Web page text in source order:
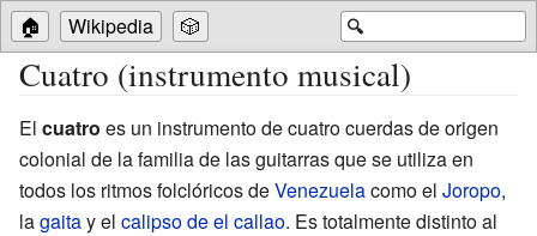
🔍
🏠 Wikipedia 🎲
Cuatro (instrumento musical)
El cuatro es un instrumento de cuatro cuerdas de origen
colonial de la familia de las guitarras que se utiliza en
todos los ritmos folclóricos deVenezuelacomo el Joropo,
lagaitay el calipso de el callao. Es totalmente distinto al